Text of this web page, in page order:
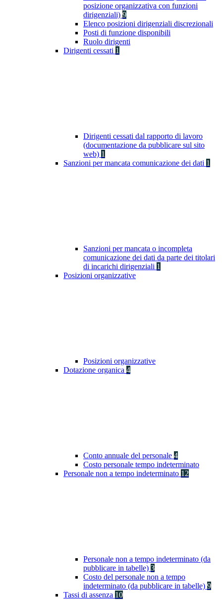
posizione organizzativa con funzioni
dirigenziali) 9
Elenco posizioni dirigenziali discrezionali
Posti di funzione disponibili
Ruolo dirigenti
Dirigenti cessati 1
Dirigenti cessati dal rapporto di lavoro
(documentazione da pubblicare sul sito
web) 1
Sanzioni per mancata comunicazione dei dati 1
Sanzioni per mancata o incompleta
comunicazione dei dati da parte dei titolari
di incarichi dirigenziali 1
Posizioni organizzative
Posizioni organizzative
Dotazione organica 4
Conto annuale del personale 4
Costo personale tempo indeterminato
Personale non a tempo indeterminato 12
Personale non a tempo indeterminato (da
pubblicare in tabelle) 3
Costo del personale non a tempo
indeterminato (da pubblicare in tabelle) 9
Tassi di assenza 10